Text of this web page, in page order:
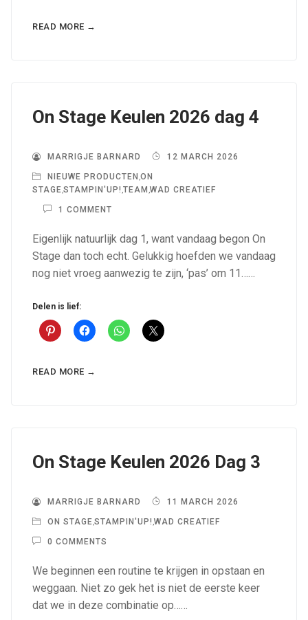
READ MORE →
On Stage Keulen 2026 dag 4
MARRIGJE BARNARD 12 MARCH 2026
NIEUWE PRODUCTEN ON
STAGE STAMPIN'UP! TEAM WAD CREATIEF
1 COMMENT
Eigenlijk natuurlijk dag 1, want vandaag begon On
Stage dan toch echt. Gelukkig hoefden we vandaag
nog niet vroeg aanwezig te zijn, ‘pas’ om 11……
Delen is lief:
READ MORE →
On Stage Keulen 2026 Dag 3
MARRIGJE BARNARD 11 MARCH 2026
ON STAGE,STAMPIN'UP! ,WAD CREATIEF
0 COMMENTS
We beginnen een routine te krijgen in opstaan en
weggaan. Niet zo gek het is niet de eerste keer
dat we in deze combinatie op……